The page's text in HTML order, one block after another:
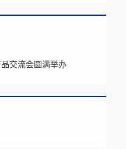
交流会圆满举办